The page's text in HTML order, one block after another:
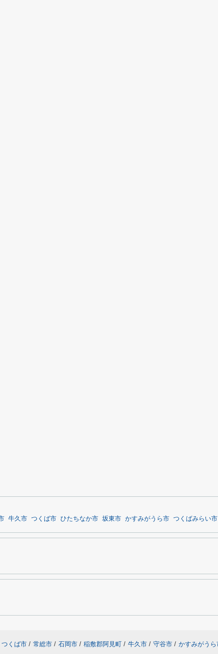
牛久市 つくば市 ひたちなか市 坂東市 かすみがうら市 つくばみらい市
つくば市 / 常総市 / 石岡市 / 稲敷郡阿見町 / 牛久市 / 守谷市 / かすみがうら